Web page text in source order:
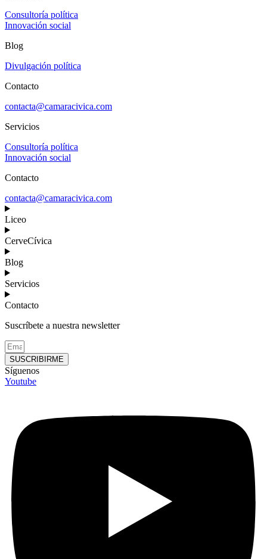
Consultoría política
Innovación social
Blog
Divulgación política
Contacto
contacta@camaracivica.com
Servicios
Consultoría política
Innovación social
Contacto
contacta@camaracivica.com
Liceo
CerveCívica
Blog
Servicios
Contacto
Suscríbete a nuestra newsletter
SUSCRIBIRME
Síguenos
Youtube